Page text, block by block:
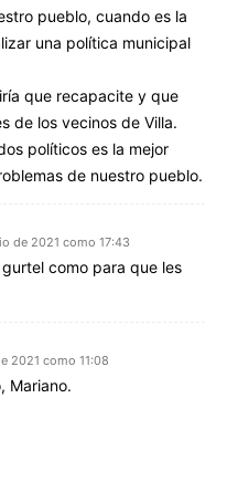
pueblo, cuando es la
una política municipal
que recapacite y que
de los vecinos de Villa.
políticos es la mejor
de nuestro pueblo.
de 2021 como 17:43
como para que les
2021 como 11:08
Mariano.